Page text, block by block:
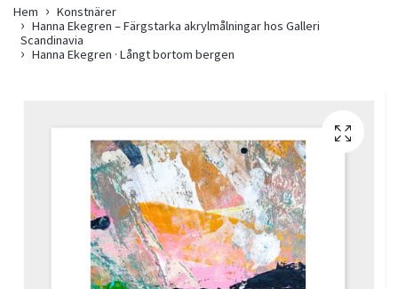
Hem
Konstnärer
Hanna Ekegren – Färgstarka akrylmålningar hos Galleri
Scandinavia
Hanna Ekegren · Långt bortom bergen